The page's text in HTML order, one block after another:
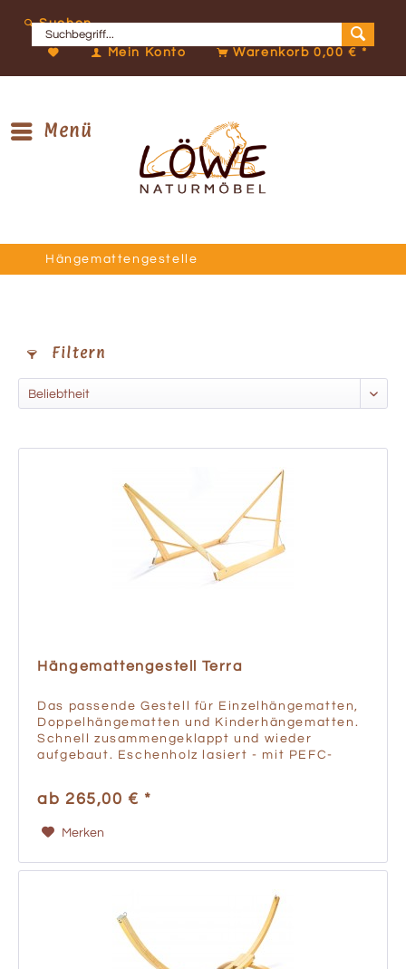
Suchen
Mein Konto Warenkorb0,00 € *
Menü
Hängemattengestelle
Filtern
Hängemattengestell Terra
Das passende Gestell für Einzelhängematten,
Doppelhängematten und Kinderhängematten.
Schnell zusammengeklappt und wieder
aufgebaut. Eschenholz lasiert - mit PEFC-
ab 265,00 € *
Merken